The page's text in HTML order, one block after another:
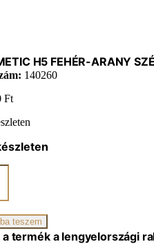
H5 FEHÉR-ARANY
140260
Ft
teszem
a termék a lengyelországi